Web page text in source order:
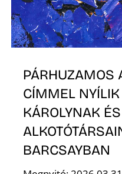
PÁRHUZAMOS
CÍMMEL
KÁROLYNAK ÉS
BARCSAYBAN